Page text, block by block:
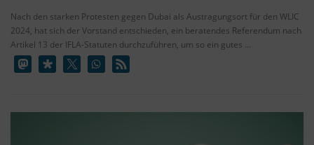
Nach den starken Protesten gegen Dubai als Austragungsort für den WLIC
2024, hat sich der Vorstand entschieden, ein beratendes Referendum nach
Artikel 13 der IFLA-Statuten durchzuführen, um so ein gutes …